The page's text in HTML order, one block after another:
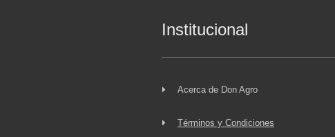
Institucional
Acerca de Don Agro
Términos y Condiciones